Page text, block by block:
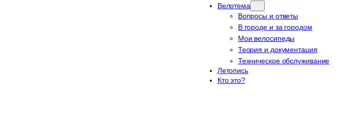
Велотема
Вопросы и ответы
В городе и за городом
Мои велосипеды
Теория и документация
Техническое обслуживание
Летопись
Кто это?